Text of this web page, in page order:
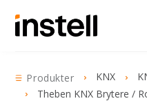
Produkter KNX
Theben KNX Brytere /